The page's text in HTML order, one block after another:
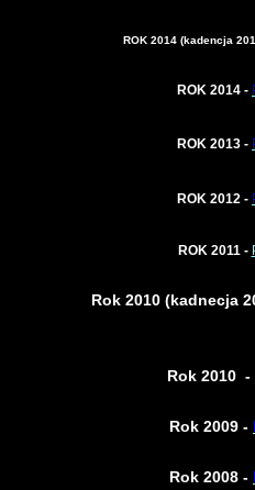
ROK 2014 (kadencja
ROK 2014 -
ROK 2013 -
ROK 2012 -
ROK 2011 -
Rok 2010 (kadnecja
Rok 2010 -
Rok 2009 -
Rok 2008 -